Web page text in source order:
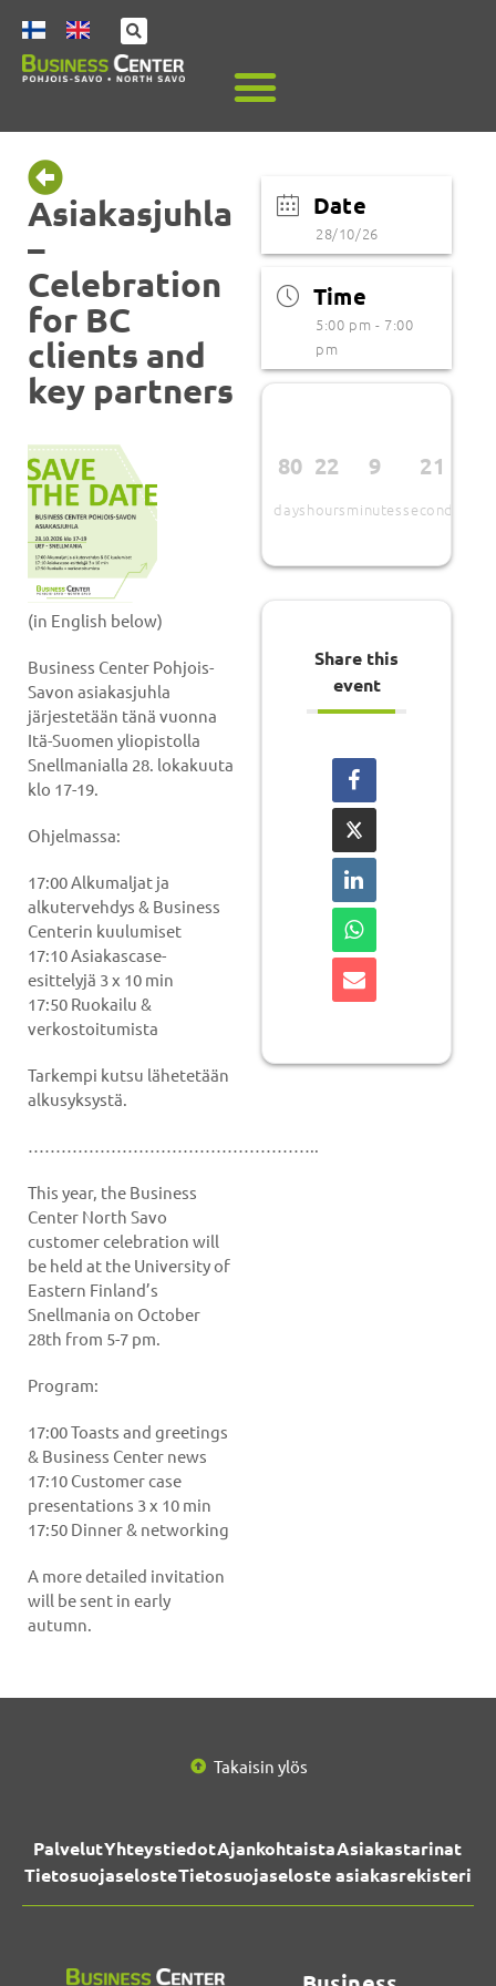
Asiakasjuhla
–
Celebration
for BC
clients and
key partners
(in English below)
Business Center Pohjois-
Savon asiakasjuhla
järjestetään tänä vuonna
Itä-Suomen yliopistolla
Snellmanialla 28. lokakuuta
klo 17-19.
Ohjelmassa:
17:00 Alkumaljat ja
alkutervehdys & Business
Centerin kuulumiset
17:10 Asiakascase-
esittelyjä 3 x 10 min
17:50 Ruokailu &
verkostoitumista
Tarkempi kutsu lähetetään
alkusyksystä.
……………………………………………..
This year, the Business
Center North Savo
customer celebration will
be held at the University of
Eastern Finland’s
Snellmania on October
28th from 5-7 pm.
Program:
17:00 Toasts and greetings
& Business Center news
17:10 Customer case
presentations 3 x 10 min
17:50 Dinner & networking
A more detailed invitation
will be sent in early
autumn.
Date
28/10/26
Time
5:00 pm - 7:00
pm
80
days
22
hours
9
minutes
21
seconds
Share this
event
Takaisin ylös
PalvelutYhteystiedotAjankohtaistaAsiakastarinat
TietosuojaselosteTietosuojaseloste asiakasrekisteri